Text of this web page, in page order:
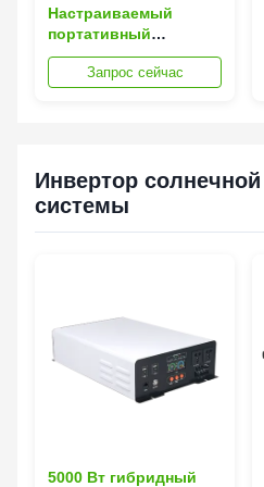
Настраиваемый
портативный
аккумулятор на 10 Вт
с перезарядкой и
Запрос сейчас
Инвертор солнечной
системы
5000 Вт гибридный